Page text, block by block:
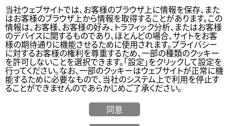
個人情報保護方針
特定個人情報等の適正な取扱いに関する基本方針
KWE Group Social Media Policy（KWEグループソーシャルメディア基本
方針）
ウェブアクセシビリティステートメント
© Kintetsu World Express, Inc
当社ウェブサイトでは、お客様のブラウザ上に情報を保存、また
はお客様のブラウザ上から情報を取得することがあります。この
情報は、お客様、お客様の好み、トラフィック分析、またはお客様
のデバイスに関するものであり、ほとんどの場合、サイトをお客
様の期待通りに機能させるために使用されます。プライバシー
に対するお客様の権利を尊重するため、一部の種類のクッキー
を許可しないことを選択できます。「設定」をクリックして設定を
行ってください。なお、一部のクッキーはウェブサイトが正常に機
能するために必要なもので、当社のシステム上で利用を停止す
ることができませんのであらかじめご了承ください。
同意